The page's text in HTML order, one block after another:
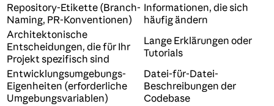
Repository-Etikette (Branch-
Naming, PR-Konventionen)
Informationen, die sich
häufig ändern
Architektonische
Entscheidungen, die für Ihr
Projekt spezifisch sind
Lange Erklärungen oder
Tutorials
Entwicklungsumgebungs-
Eigenheiten (erforderliche
Umgebungsvariablen)
Datei-für-Datei-
Beschreibungen der
Codebase